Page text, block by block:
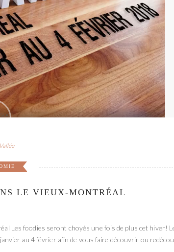
LE VIEUX-MONTRÉAL
Les foodies seront choyés une fois de plus cet hiver!
au 4 février afin de vous faire découvrir ou